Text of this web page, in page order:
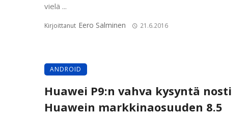
vielä ...
Kirjoittanut Eero Salminen 21.6.2016
ANDROID
Huawei P9:n vahva kysyntä nosti
Huawein markkinaosuuden 8.5